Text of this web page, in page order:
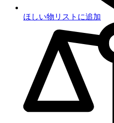
ほしい物リストに追加